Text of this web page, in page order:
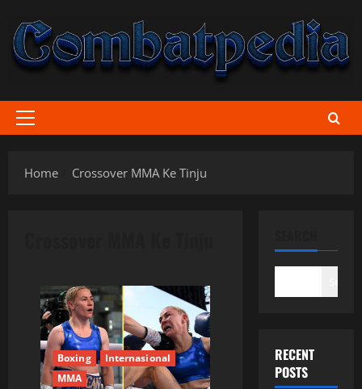
content
Primary
Home
Crossover MMA Ke Tinju
Boxing
Internasional
MMA
RECENT
POSTS